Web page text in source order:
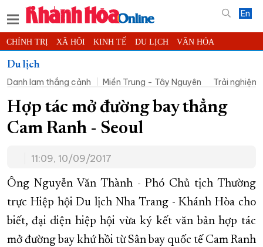
En
CHÍNH TRỊ XÃ HỘI KINH TẾ DU LỊCH VĂN HÓA
THỂ THAO
KHOA HỌC - CÔNG NGHỆ PHÁP LUẬT BẠN ĐỌC PHÓNG SỰ
THẾ GIỚI MULTIMEDIA VIDEO ĐỌC BÁO ONLINE
PODCAST THÔNG TIN - QUẢNG CÁO
TRƯỜNG SA BIỂN ĐẢO QUÊ HƯƠNG
CHUNG TAY CẢI CÁCH HÀNH CHÍNH
XÂY DỰNG NÔNG THÔN MỚI LỊCH CẮT ĐIỆN
TÀU - XE - MÁY BAY
KỶ NIỆM 370 NĂM XÂY DỰNG VÀ PHÁT TRIỂN TỈNH KHÁNH HÒA
Du lịch
Danh lam thắng cảnh
Miền Trung - Tây Nguyên Trải nghiệm
Hợp tác mở đường bay thẳng
Cam Ranh - Seoul
11:09, 10/09/2017
Ông Nguyễn Văn Thành - Phó Chủ tịch Thường
trực Hiệp hội Du lịch Nha Trang - Khánh Hòa cho
biết, đại diện hiệp hội vừa ký kết văn bản hợp tác
mở đường bay khứ hồi từ Sân bay quốc tế Cam Ranh